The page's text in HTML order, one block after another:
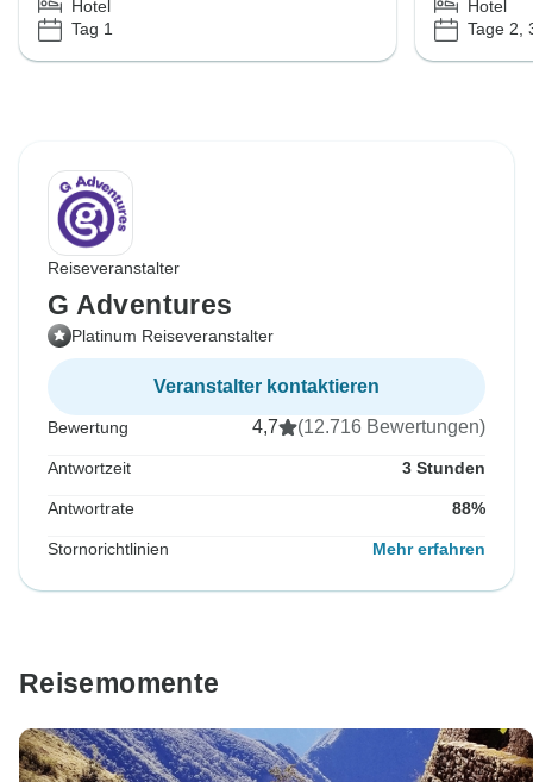
Hotel
Tag 1
Hotel
Tage 2,
Reiseveranstalter
G Adventures
Platinum Reiseveranstalter
Veranstalter kontaktieren
Bewertung 4,7 (12.716 Bewertungen)
Antwortzeit 3 Stunden
Antwortrate 88%
Stornorichtlinien Mehr erfahren
Reisemomente